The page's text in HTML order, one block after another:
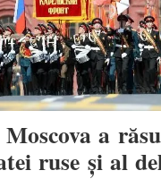
a
ruse și al